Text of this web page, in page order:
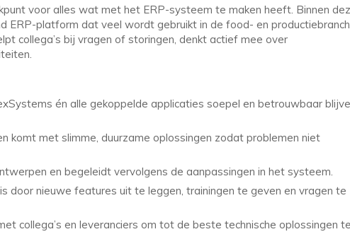
voor alles wat met het ERP-systeem te maken heeft. Binnen
ERP-platform dat veel wordt gebruikt in de food- en
collega’s bij vragen of storingen, denkt actief mee over
én alle gekoppelde applicaties soepel en betrouwbaar
komt met slimme, duurzame oplossingen zodat problemen niet
en begeleidt vervolgens de aanpassingen in het systeem.
door nieuwe features uit te leggen, trainingen te geven en vragen te
collega’s en leveranciers om tot de beste technische oplossingen te